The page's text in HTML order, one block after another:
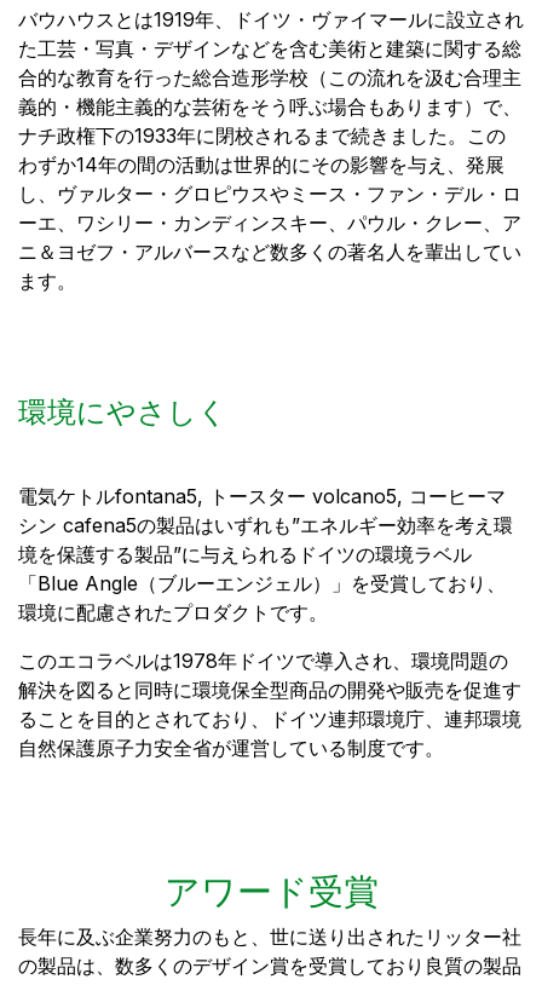
バウハウスとは1919年、ドイツ・ヴァイマールに設立され
た工芸・写真・デザインなどを含む美術と建築に関する総
合的な教育を行った総合造形学校（この流れを汲む合理主
義的・機能主義的な芸術をそう呼ぶ場合もあります）で、
ナチ政権下の1933年に閉校されるまで続きました。この
わずか14年の間の活動は世界的にその影響を与え、発展
し、ヴァルター・グロピウスやミース・ファン・デル・ロ
ーエ、ワシリー・カンディンスキー、パウル・クレー、ア
ニ＆ヨゼフ・アルバースなど数多くの著名人を輩出してい
ます。
環境にやさしく
電気ケトルfontana5, トースター volcano5, コーヒーマ
シン cafena5の製品はいずれも”エネルギー効率を考え環
境を保護する製品”に与えられるドイツの環境ラベル
「Blue Angle（ブルーエンジェル）」を受賞しており、
環境に配慮されたプロダクトです。
このエコラベルは1978年ドイツで導入され、環境問題の
解決を図ると同時に環境保全型商品の開発や販売を促進す
ることを目的とされており、ドイツ連邦環境庁、連邦環境
自然保護原子力安全省が運営している制度です。
アワード受賞
長年に及ぶ企業努力のもと、世に送り出されたリッター社
の製品は、数多くのデザイン賞を受賞しており良質の製品